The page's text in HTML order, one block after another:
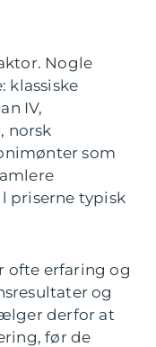
Nogle
klassiske
IV,
norsk
som
priserne typisk
ofte erfaring og
og
derfor at
før de